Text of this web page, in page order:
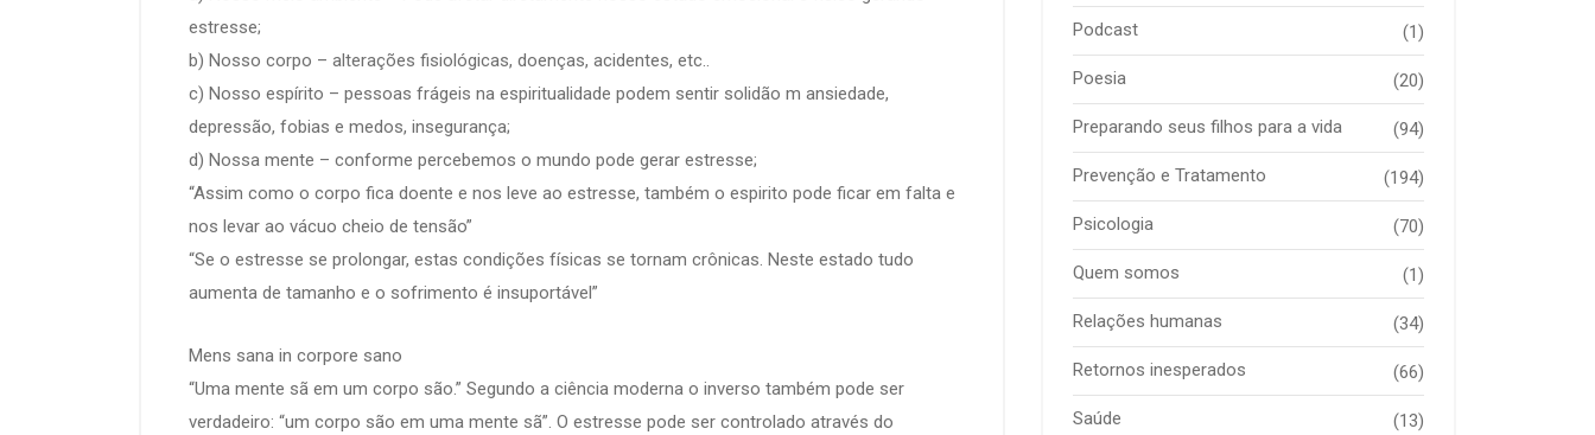
estresse;
b) Nosso corpo – alterações fisiológicas, doenças, acidentes, etc..
c) Nosso espírito – pessoas frágeis na espiritualidade podem sentir solidão m ansiedade,
depressão, fobias e medos, insegurança;
d) Nossa mente – conforme percebemos o mundo pode gerar estresse;
“Assim como o corpo fica doente e nos leve ao estresse, também o espirito pode ficar em falta e
nos levar ao vácuo cheio de tensão”
“Se o estresse se prolongar, estas condições físicas se tornam crônicas. Neste estado tudo
aumenta de tamanho e o sofrimento é insuportável”
Mens sana in corpore sano
“Uma mente sã em um corpo são.” Segundo a ciência moderna o inverso também pode ser
verdadeiro: “um corpo são em uma mente sã”. O estresse pode ser controlado através do
Podcast (1)
Poesia (20)
Preparando seus filhos para a vida (94)
Prevenção e Tratamento (194)
Psicologia (70)
Quem somos (1)
Relações humanas (34)
Retornos inesperados (66)
Saúde (13)